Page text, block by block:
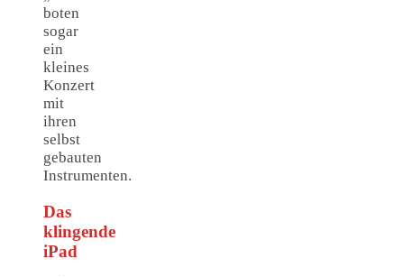
boten
sogar
ein
kleines
Konzert
mit
ihren
selbst
gebauten
Instrumenten.
Das
klingende
iPad